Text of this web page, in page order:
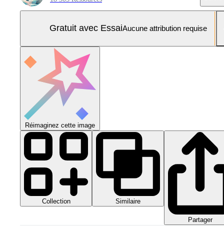
Gratuit avec EssaiAucune attribution requise
Réimaginez cette image
Collection Similaire
Partager